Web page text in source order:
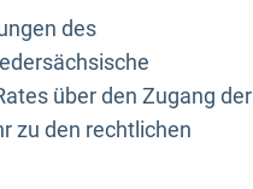
des
über den Zugang der
zu den rechtlichen